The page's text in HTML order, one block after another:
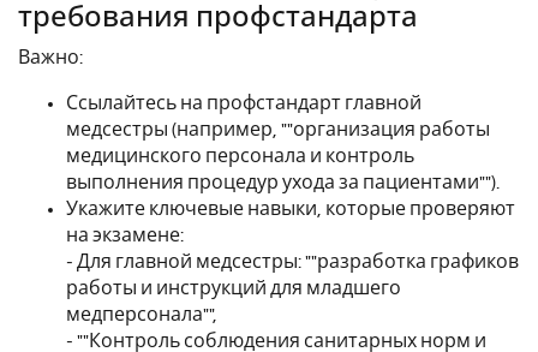
требования профстандарта
Важно:
Ссылайтесь на профстандарт главной
медсестры (например, ""организация работы
медицинского персонала и контроль
выполнения процедур ухода за пациентами"").
Укажите ключевые навыки, которые проверяют
на экзамене:
- Для главной медсестры: ""разработка графиков
работы и инструкций для младшего
медперсонала"",
- ""Контроль соблюдения санитарных норм и